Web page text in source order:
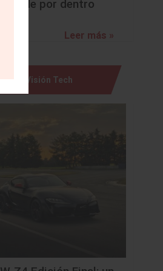
por dentro
Leer más »
Visión Tech